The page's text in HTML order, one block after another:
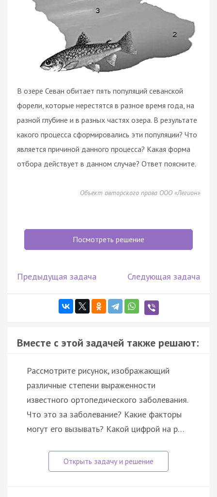
В озере Севан обитает пять популяций севанской
форели, которые нерестятся в разное время года, на
разной глубине и в разных частях озера. В результате
какого процесса сформировались эти популяции? Что
является причиной данного процесса? Какая форма
отбора действует в данном случае? Ответ поясните.
Объект авторского права ООО «Легион»
Посмотреть решение
Предыдущая задача Следующая задача
Вместе с этой задачей также решают:
Рассмотрите рисунок, изображающий
различные степени выраженности
известного ортопедического заболевания.
Что это за заболевание? Какие факторы
могут его вызывать? Какой цифрой на р…